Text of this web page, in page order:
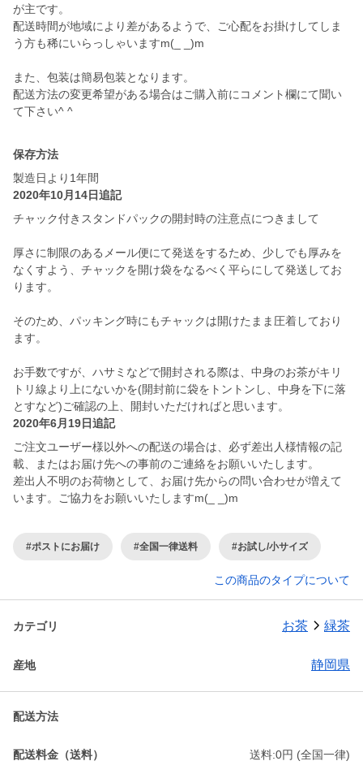
が主です。
配送時間が地域により差があるようで、ご心配をお掛けしてしま
う方も稀にいらっしゃいますm(_ _)m
また、包装は簡易包装となります。
配送方法の変更希望がある場合はご購入前にコメント欄にて聞い
て下さい^ ^
保存方法
製造日より1年間
2020年10月14日追記
チャック付きスタンドパックの開封時の注意点につきまして
厚さに制限のあるメール便にて発送をするため、少しでも厚みを
なくすよう、チャックを開け袋をなるべく平らにして発送してお
ります。
そのため、パッキング時にもチャックは開けたまま圧着しており
ます。
お手数ですが、ハサミなどで開封される際は、中身のお茶がキリ
トリ線より上にないかを(開封前に袋をトントンし、中身を下に落
とすなど)ご確認の上、開封いただければと思います。
2020年6月19日追記
ご注文ユーザー様以外への配送の場合は、必ず差出人様情報の記
載、またはお届け先への事前のご連絡をお願いいたします。
差出人不明のお荷物として、お届け先からの問い合わせが増えて
います。ご協力をお願いいたしますm(_ _)m
#ポストにお届け #全国一律送料 #お試し/小サイズ
この商品のタイプについて
カテゴリ お茶 緑茶
産地 静岡県
配送方法
配送料金（送料） 送料:0円 (全国一律)